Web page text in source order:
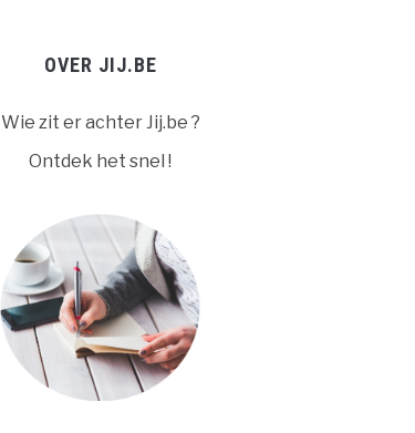
OVER JIJ.BE
Wie zit er achter Jij.be ?
Ontdek het snel !